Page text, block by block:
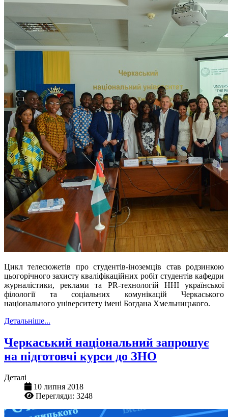
Цикл телесюжетів про студентів-іноземців став родзинкою
цьогорічного захисту кваліфікаційних робіт студентів кафедри
журналістики, реклами та PR-технологій ННІ української
філології та соціальних комунікацій Черкаського
національного університету імені Богдана Хмельницького.
Детальніше...
Черкаський національний запрошує
на підготовчі курси до ЗНО
Деталі
10 липня 2018
Перегляди: 3248